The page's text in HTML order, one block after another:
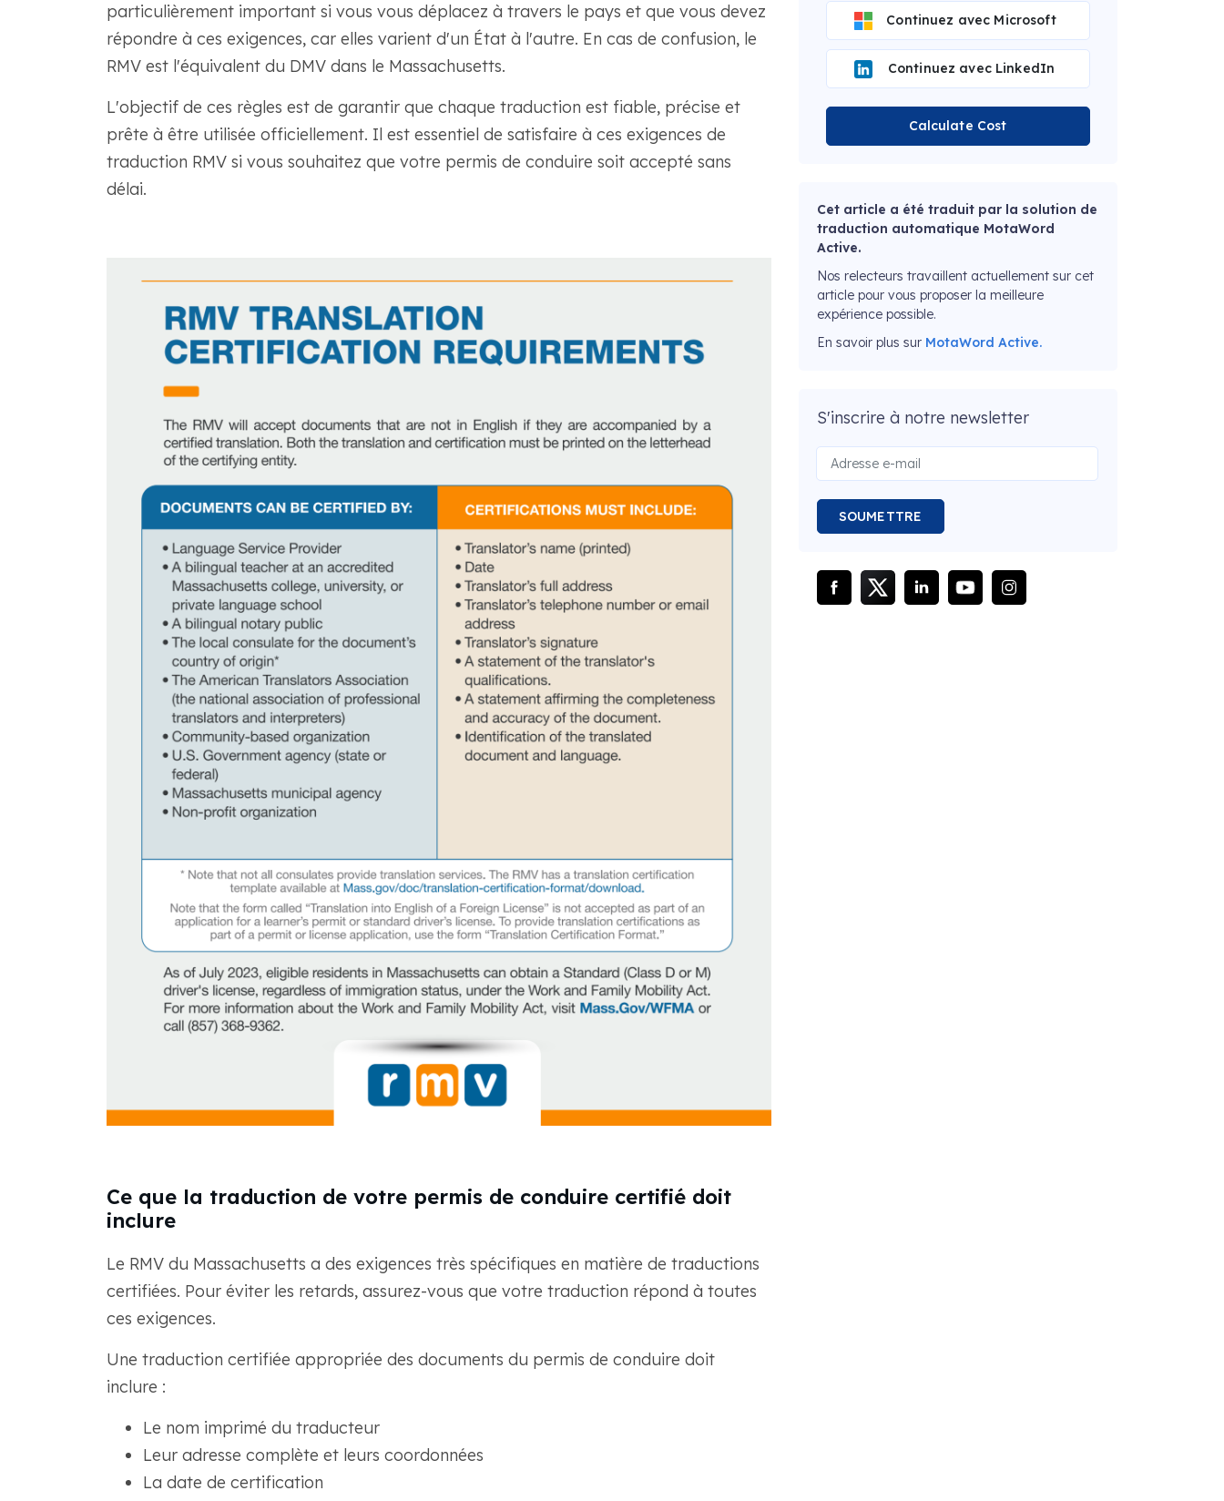
particulièrement important si vous vous déplacez à travers le pays et que vous devez
répondre à ces exigences, car elles varient d'un État à l'autre. En cas de confusion, le
RMV est l'équivalent du DMV dans le Massachusetts.
L'objectif de ces règles est de garantir que chaque traduction est fiable, précise et
prête à être utilisée officiellement. Il est essentiel de satisfaire à ces exigences de
traduction RMV si vous souhaitez que votre permis de conduire soit accepté sans
délai.
Ce que la traduction de votre permis de conduire certifié doit
inclure
Le RMV du Massachusetts a des exigences très spécifiques en matière de traductions
certifiées. Pour éviter les retards, assurez-vous que votre traduction répond à toutes
ces exigences.
Une traduction certifiée appropriée des documents du permis de conduire doit
inclure :
Le nom imprimé du traducteur
Leur adresse complète et leurs coordonnées
La date de certification
Continuez avec Microsoft
Continuez avec LinkedIn
Calculate Cost
Cet article a été traduit par la solution de
traduction automatique MotaWord
Active.
Nos relecteurs travaillent actuellement sur cet
article pour vous proposer la meilleure
expérience possible.
En savoir plus sur MotaWord Active.
S'inscrire à notre newsletter
SOUMETTRE